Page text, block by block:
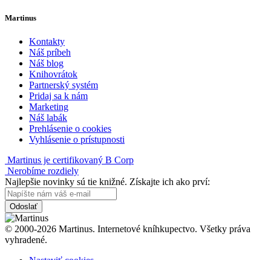
Martinus
Kontakty
Náš príbeh
Náš blog
Knihovrátok
Partnerský systém
Pridaj sa k nám
Marketing
Náš labák
Prehlásenie o cookies
Vyhlásenie o prístupnosti
Martinus je certifikovaný B Corp
Nerobíme rozdiely
Najlepšie novinky sú tie knižné. Získajte ich ako prví:
Odoslať
© 2000-2026 Martinus. Internetové kníhkupectvo. Všetky práva
vyhradené.